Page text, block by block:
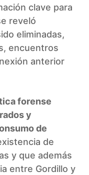
clave para
reveló
eliminadas,
encuentros
anterior
forense
y
de
de
y que además
entre Gordillo y